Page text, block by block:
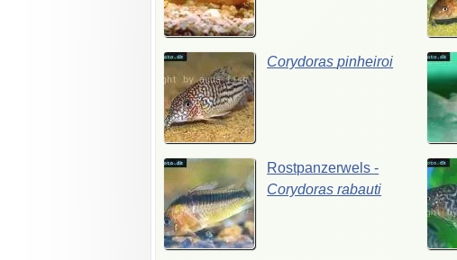
Corydoraspinheiroi
Rostpanzerwels-
Corydorasrabauti